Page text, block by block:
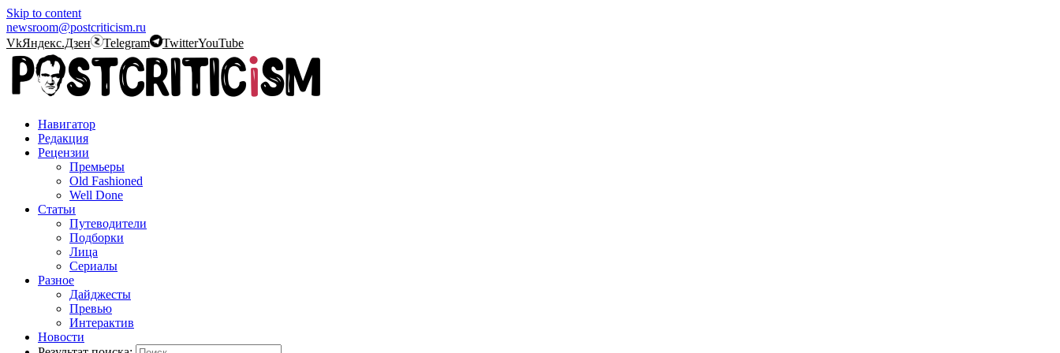
Skip to content
newsroom@postcriticism.ru
VkЯндекс.Дзен Telegram TwitterYouTube
Навигатор
Редакция
Рецензии
Премьеры
Old Fashioned
Well Done
Статьи
Путеводители
Подборки
Лица
Сериалы
Разное
Дайджесты
Превью
Интерактив
Новости